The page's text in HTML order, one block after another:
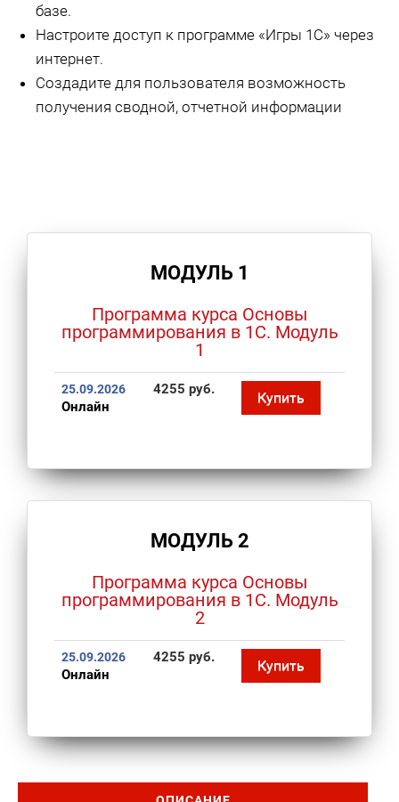
базе.
Настроите доступ к программе «Игры 1С» через
интернет.
Создадите для пользователя возможность
получения сводной, отчетной информации
МОДУЛЬ 1
Программа курса Основы
программирования в 1С. Модуль
1
25.09.2026
Онлайн
4255 руб. Купить
МОДУЛЬ 2
Программа курса Основы
программирования в 1С. Модуль
2
25.09.2026
Онлайн
4255 руб. Купить